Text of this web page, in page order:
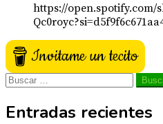
https://open.spotify.com/
Invitame un tecito
Buscar:
Entradas recientes